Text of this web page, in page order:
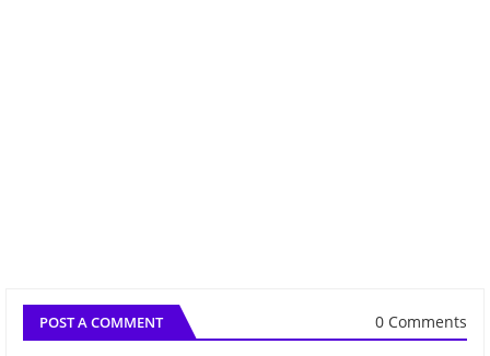
POST A COMMENT 0 Comments